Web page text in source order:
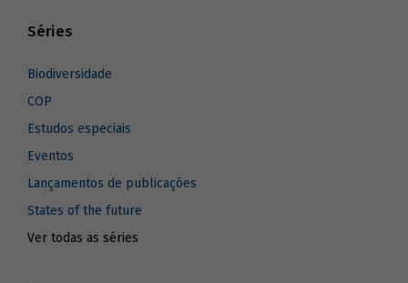
Séries
Biodiversidade
COP
Estudos especiais
Eventos
Lançamentos de publicações
States of the future
Ver todas as séries